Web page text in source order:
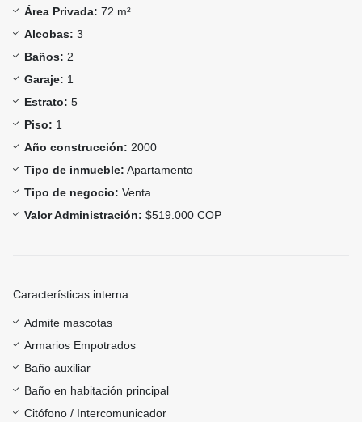
Área Privada: 72 m²
Alcobas: 3
Baños: 2
Garaje: 1
Estrato: 5
Piso: 1
Año construcción: 2000
Tipo de inmueble: Apartamento
Tipo de negocio: Venta
Valor Administración: $519.000 COP
Características interna :
Admite mascotas
Armarios Empotrados
Baño auxiliar
Baño en habitación principal
Citófono / Intercomunicador